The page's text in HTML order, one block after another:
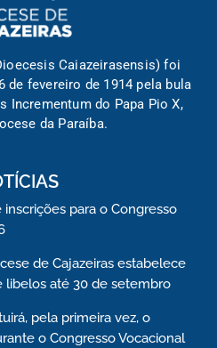
Caiazeirasensis) foi
de fevereiro de 1914 pela bula
Incrementum do Papa Pio X,
da Paraíba.
para o Congresso
de Cajazeiras estabelece
libelos até 30 de setembro
pela primeira vez, o
o Congresso Vocacional